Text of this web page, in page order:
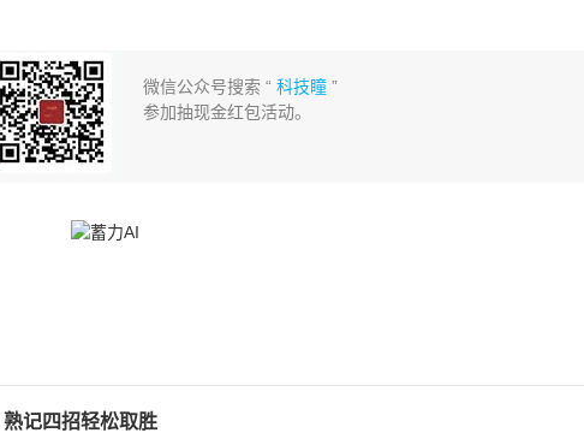
微信公众号搜索 “科技瞳 ”
参加抽现金红包活动。
记四招轻松取胜